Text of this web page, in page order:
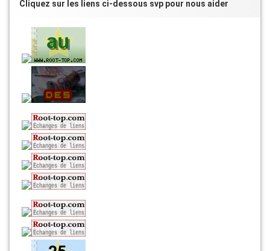
Cliquez sur les liens ci-dessous svp pour nous aider